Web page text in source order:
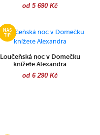
od 5 690 Kč
Loučeňská noc v Domečku
knížete Alexandra
od 6 290 Kč